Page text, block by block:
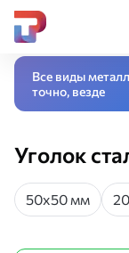
Главная
Все виды
точно, везде
Уголок
50х50 мм